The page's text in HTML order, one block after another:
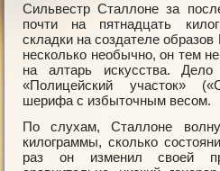
Сильвестр Сталлоне за
почти на пятнадцать
складки на создателе
несколько необычно, он тем
на алтарь искусства.
«Полицейский участок»
шерифа с избыточным весом.
По слухам, Сталлоне
килограммы, сколько
раз он изменил своей